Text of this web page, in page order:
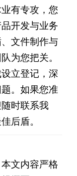
有专攻，您
开发与业务
文件制作与
为您把关。
立登记，深
。如果您准
时联系我
后盾。
文内容严格